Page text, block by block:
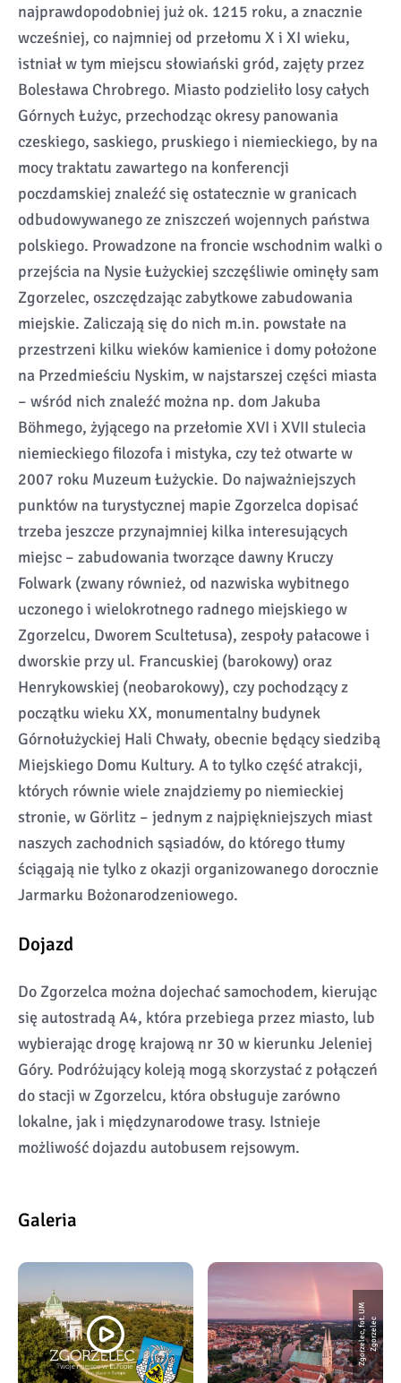
najprawdopodobniej już ok. 1215 roku, a znacznie
wcześniej, co najmniej od przełomu X i XI wieku,
istniał w tym miejscu słowiański gród, zajęty przez
Bolesława Chrobrego. Miasto podzieliło losy całych
Górnych Łużyc, przechodząc okresy panowania
czeskiego, saskiego, pruskiego i niemieckiego, by na
mocy traktatu zawartego na konferencji
poczdamskiej znaleźć się ostatecznie w granicach
odbudowywanego ze zniszczeń wojennych państwa
polskiego. Prowadzone na froncie wschodnim walki o
przejścia na Nysie Łużyckiej szczęśliwie ominęły sam
Zgorzelec, oszczędzając zabytkowe zabudowania
miejskie. Zaliczają się do nich m.in. powstałe na
przestrzeni kilku wieków kamienice i domy położone
na Przedmieściu Nyskim, w najstarszej części miasta
– wśród nich znaleźć można np. dom Jakuba
Böhmego, żyjącego na przełomie XVI i XVII stulecia
niemieckiego filozofa i mistyka, czy też otwarte w
2007 roku Muzeum Łużyckie. Do najważniejszych
punktów na turystycznej mapie Zgorzelca dopisać
trzeba jeszcze przynajmniej kilka interesujących
miejsc – zabudowania tworzące dawny Kruczy
Folwark (zwany również, od nazwiska wybitnego
uczonego i wielokrotnego radnego miejskiego w
Zgorzelcu, Dworem Scultetusa), zespoły pałacowe i
dworskie przy ul. Francuskiej (barokowy) oraz
Henrykowskiej (neobarokowy), czy pochodzący z
początku wieku XX, monumentalny budynek
Górnołużyckiej Hali Chwały, obecnie będący siedzibą
Miejskiego Domu Kultury. A to tylko część atrakcji,
których równie wiele znajdziemy po niemieckiej
stronie, w Görlitz – jednym z najpiękniejszych miast
naszych zachodnich sąsiadów, do którego tłumy
ściągają nie tylko z okazji organizowanego dorocznie
Jarmarku Bożonarodzeniowego.
Dojazd
Do Zgorzelca można dojechać samochodem, kierując
się autostradą A4, która przebiega przez miasto, lub
wybierając drogę krajową nr 30 w kierunku Jeleniej
Góry. Podróżujący koleją mogą skorzystać z połączeń
do stacji w Zgorzelcu, która obsługuje zarówno
lokalne, jak i międzynarodowe trasy. Istnieje
możliwość dojazdu autobusem rejsowym.
Galeria
Z
g
o
r
z
e
l
e
c,
f
o
t.
U
M
Z
g
o
r
z
e
l
ec